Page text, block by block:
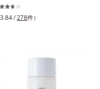
き立てる、クリームタイプのア
カラーベースです。アイカラーの
UPさせます。さらに肌にしっか
ます。単品使いももちろんOK！
3.84 /278件）